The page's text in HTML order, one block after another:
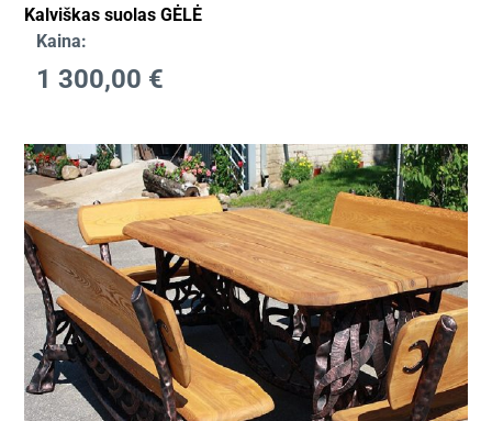
Kalviškas suolas GĖLĖ
Kaina:
1 300,00 €